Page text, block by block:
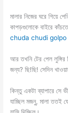
মালার নিজের ঘরে গিয়ে
কাপড়গুলোকে বাইরে
chuda chudi golpo
আর তখনি টের পেল লুঙ্গির
জন্য? ছি!ছি! সেদিন
কিন্তু একটা ব্যাপারে সে
যাচ্ছিল মজনু, মালা ততই